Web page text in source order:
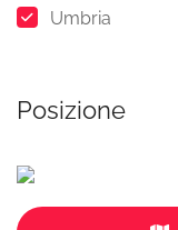
Umbria
Posizione